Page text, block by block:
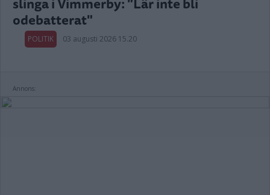
odebatterat"
POLITIK 03 augusti 2026 15.20
Annons: